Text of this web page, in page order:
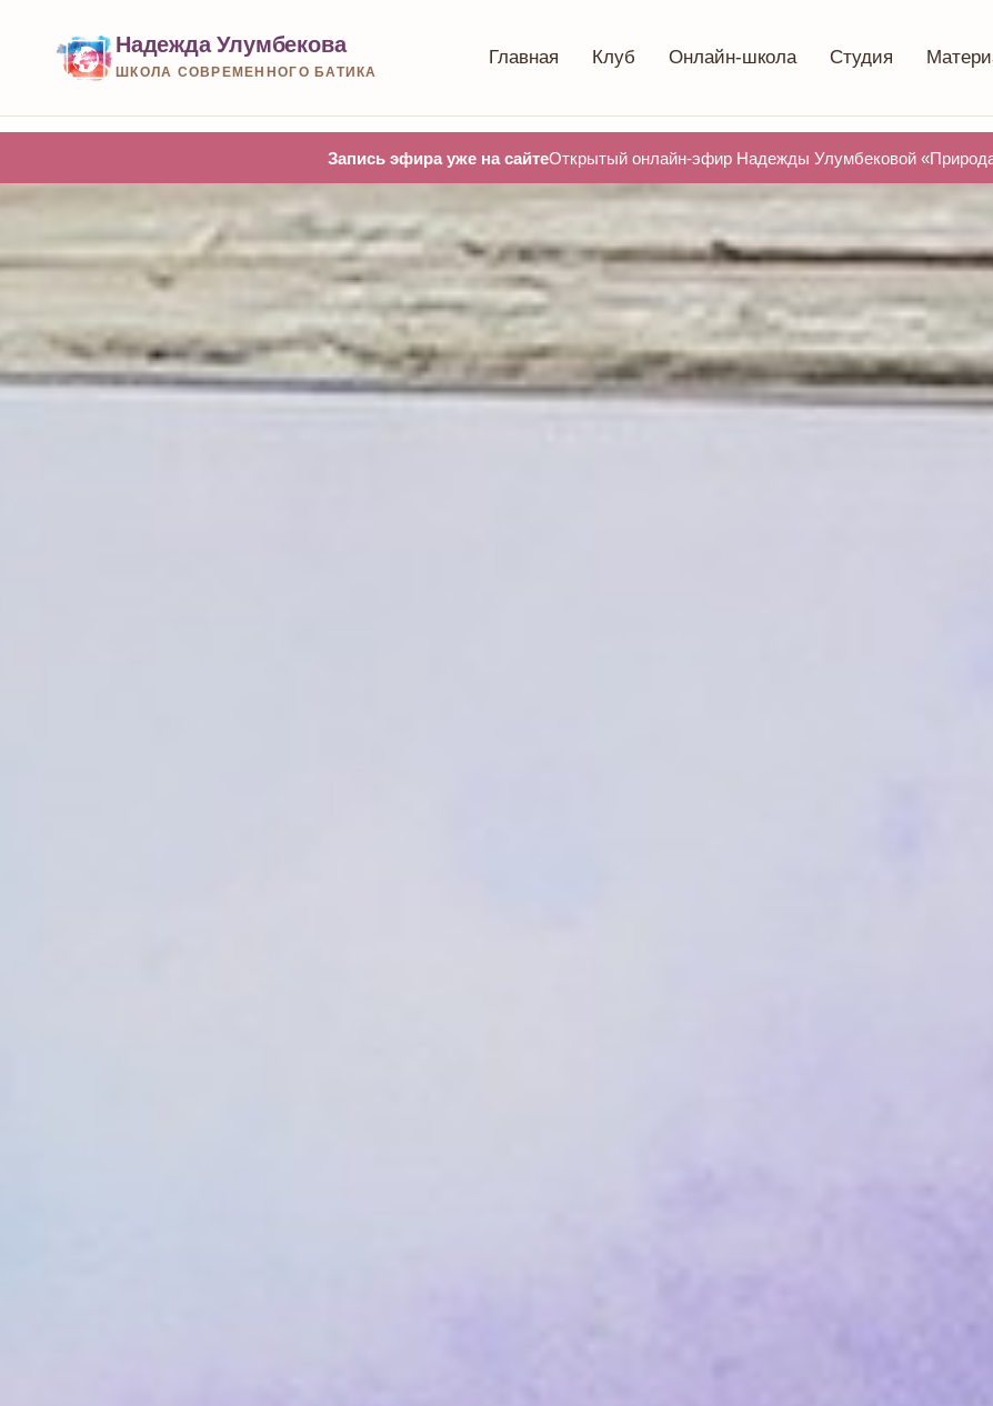
Надежда Улумбекова
ШКОЛА СОВРЕМЕННОГО БАТИКА
Главная Клуб Онлайн-школа Студия
Запись эфира уже на сайтеОткрытый онлайн-эфир Надежды Улумбековой